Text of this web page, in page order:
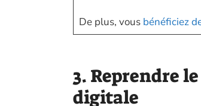
De plus, vous bénéficiez
3. Reprendre
digitale